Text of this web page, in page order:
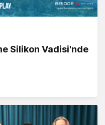
Silikon Vadisi'nde